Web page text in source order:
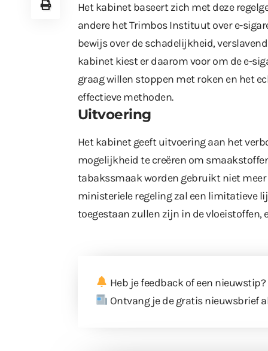
Het kabinet baseert zich met deze
andere het Trimbos Instituut over e-
bewijs over de schadelijkheid,
kabinet kiest er daarom voor om de e-
graag willen stoppen met roken en het
effectieve methoden.
Uitvoering
Het kabinet geeft uitvoering aan het
mogelijkheid te creëren om
tabakssmaak worden gebruikt niet
ministeriele regeling zal een limitatieve
toegestaan zullen zijn in de vloeistoffen,
Heb je feedback of een nieuwstip?
Ontvang je de gratis nieuwsbrief